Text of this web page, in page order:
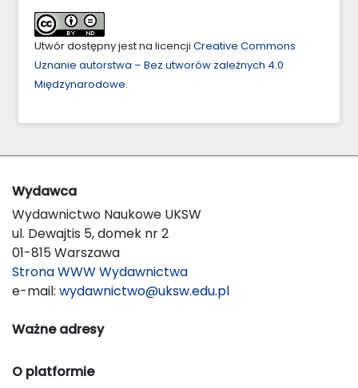
Utwór dostępny jest na licencji Creative Commons
Uznanie autorstwa – Bez utworów zależnych 4.0
Międzynarodowe.
Wydawca
Wydawnictwo Naukowe UKSW
ul. Dewajtis 5, domek nr 2
01-815 Warszawa
Strona WWW Wydawnictwa
e-mail: wydawnictwo@uksw.edu.pl
Ważne adresy
O platformie